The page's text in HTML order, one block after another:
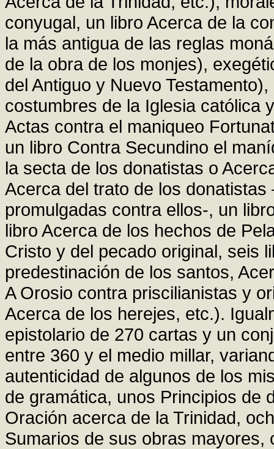
conyugal, un libro Acerca de la
la más antigua de las reglas
de la obra de los monjes),
del Antiguo y Nuevo
costumbres de la Iglesia católica
Actas contra el maniqueo
un libro Contra Secundino el
la secta de los donatistas o
Acerca del trato de los
promulgadas contra ellos-, un
libro Acerca de los hechos de
Cristo y del pecado original, seis
predestinación de los santos,
A Orosio contra priscilianistas y
Acerca de los herejes, etc.).
epistolario de 270 cartas y un
entre 360 y el medio millar,
autenticidad de algunos de los
de gramática, unos Principios de
Oración acerca de la Trinidad,
Sumarios de sus obras